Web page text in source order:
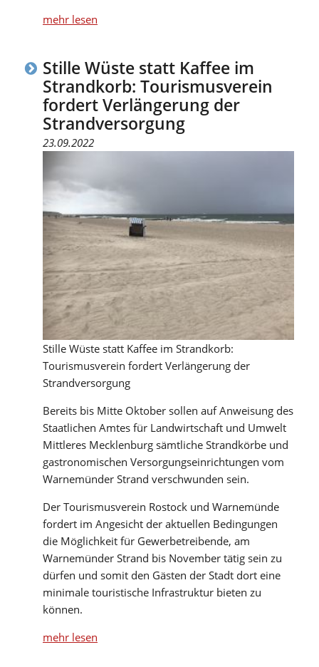
mehr lesen
Stille Wüste statt Kaffee im
Strandkorb: Tourismusverein
fordert Verlängerung der
Strandversorgung
23.09.2022
Stille Wüste statt Kaffee im Strandkorb:
Tourismusverein fordert Verlängerung der
Strandversorgung
Bereits bis Mitte Oktober sollen auf Anweisung des
Staatlichen Amtes für Landwirtschaft und Umwelt
Mittleres Mecklenburg sämtliche Strandkörbe und
gastronomischen Versorgungseinrichtungen vom
Warnemünder Strand verschwunden sein.
Der Tourismusverein Rostock und Warnemünde
fordert im Angesicht der aktuellen Bedingungen
die Möglichkeit für Gewerbetreibende, am
Warnemünder Strand bis November tätig sein zu
dürfen und somit den Gästen der Stadt dort eine
minimale touristische Infrastruktur bieten zu
können.
mehr lesen